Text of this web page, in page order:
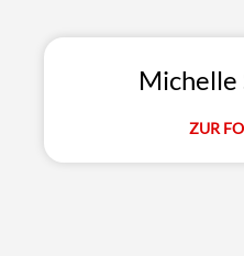
Michelle
ZUR